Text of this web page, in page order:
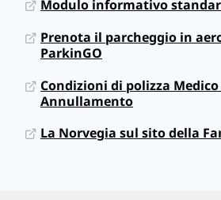
Modulo informativo
Prenota il parcheggio in
ParkinGO
Condizioni di polizza
Annullamento
La Norvegia sul sito della